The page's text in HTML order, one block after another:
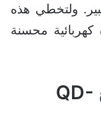
ولتخطي هذه
محسنة
مواصفات شاشة سامسونغ QD-